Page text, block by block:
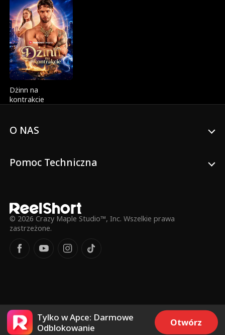
Dżinn na
kontrakcie
O NAS
Pomoc Techniczna
© 2026 Crazy Maple Studio™, Inc. Wszelkie prawa
zastrzeżone.
Tylko w Apce: Darmowe
Odblokowanie
Otwórz